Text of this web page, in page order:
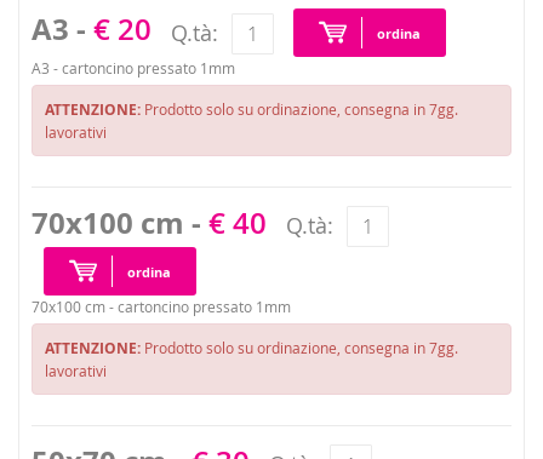
A3 - € 20 Q.tà: ordina
A3 - cartoncino pressato 1mm
ATTENZIONE: Prodotto solo su ordinazione, consegna in 7gg.
lavorativi
70x100 cm - € 40 Q.tà:
ordina
70x100 cm - cartoncino pressato 1mm
ATTENZIONE: Prodotto solo su ordinazione, consegna in 7gg.
lavorativi